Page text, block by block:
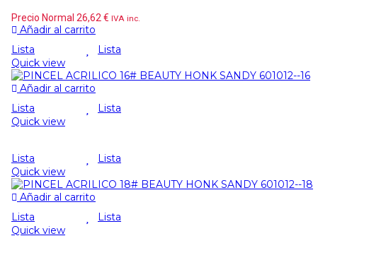
Precio Normal 26,62 € IVA inc.
Añadir al carrito
Lista
Lista
Quick view
Añadir al carrito
Lista
Lista
Quick view
Lista
Lista
Quick view
Añadir al carrito
Lista
Lista
Quick view